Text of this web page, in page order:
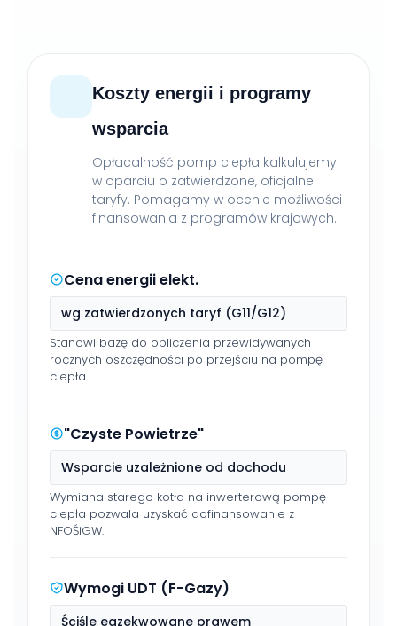
Koszty energii i programy
wsparcia
Opłacalność pomp ciepła kalkulujemy
w oparciu o zatwierdzone, oficjalne
taryfy. Pomagamy w ocenie możliwości
finansowania z programów krajowych.
Cena energii elekt.
wg zatwierdzonych taryf (G11/G12)
Stanowi bazę do obliczenia przewidywanych
rocznych oszczędności po przejściu na pompę
ciepła.
"Czyste Powietrze"
Wsparcie uzależnione od dochodu
Wymiana starego kotła na inwerterową pompę
ciepła pozwala uzyskać dofinansowanie z
NFOŚiGW.
Wymogi UDT (F-Gazy)
Ściśle egzekwowane prawem